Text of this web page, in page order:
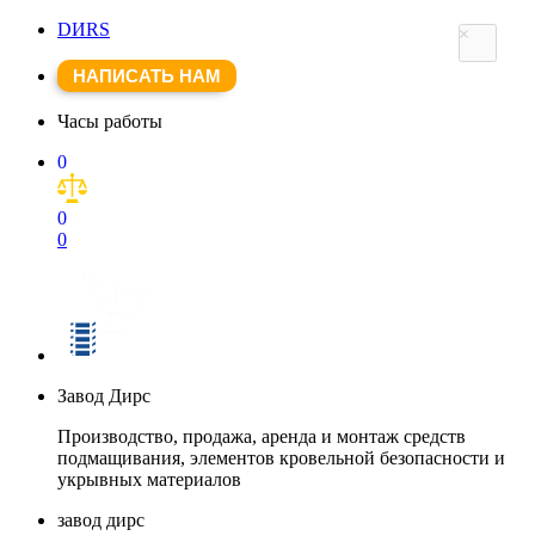
DИRS
НАПИСАТЬ НАМ
Часы работы
0
0
0
Завод Дирс
Производство, продажа, аренда и монтаж средств
подмащивания, элементов кровельной безопасности и
укрывных материалов
завод дирс
×